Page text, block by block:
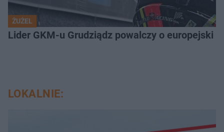
ŻUŻEL
Lider GKM-u Grudziądz powalczy o europejski
LOKALNIE: